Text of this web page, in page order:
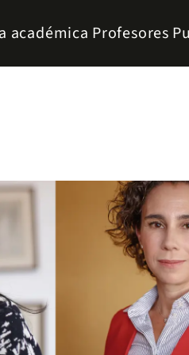
académica Profesores